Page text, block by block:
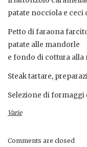
patate nocciola e ceci
Petto di faraona
patate alle mandorle
e fondo di cottura alla
Steak tartare,
Selezione di formaggi
Varie
Comments are closed